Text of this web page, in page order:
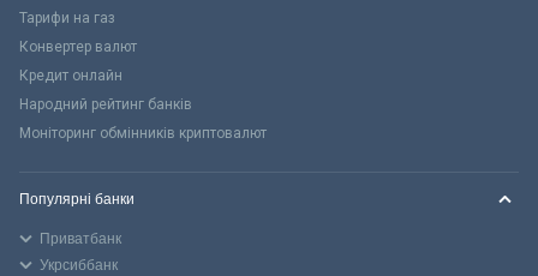
Тарифи на газ
Конвертер валют
Кредит онлайн
Народний рейтинг банків
Моніторинг обмінників криптовалют
Популярні банки
Приватбанк
Укрсиббанк